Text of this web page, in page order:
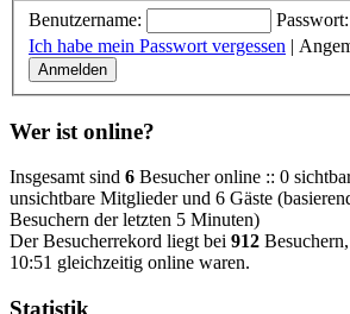
Benutzername:
Passwort:
Ich habe mein Passwort vergessen |
Wer ist online?
Insgesamt sind 6 Besucher online :: 0
unsichtbare Mitglieder und 6 Gäste
Besuchern der letzten 5 Minuten)
Der Besucherrekord liegt bei 912
10:51 gleichzeitig online waren.
Statistik